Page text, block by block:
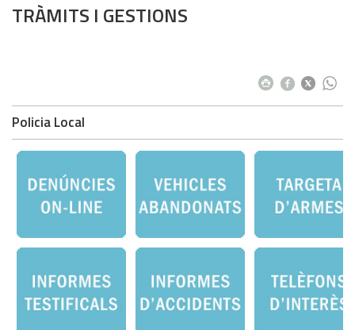
TRÀMITS I GESTIONS
Policia Local